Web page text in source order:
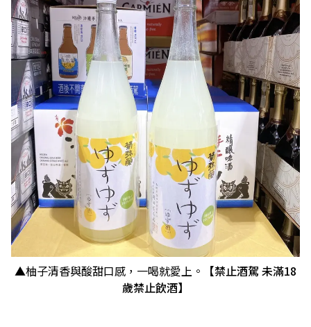
▲柚子清香與酸甜口感，一喝就愛上。
【禁止酒駕 未滿18
歲禁止飲酒】